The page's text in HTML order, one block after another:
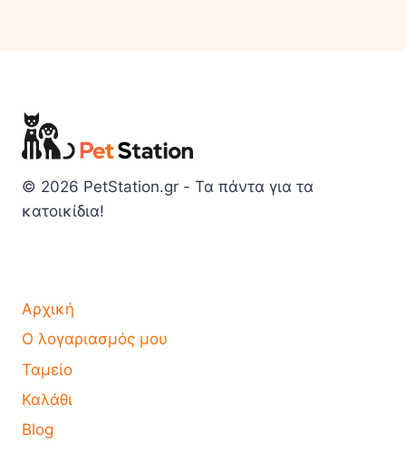
© 2026 PetStation.gr - Τα πάντα για τα
κατοικίδια!
Αρχική
Ο λογαριασμός μου
Ταμείο
Καλάθι
Blog